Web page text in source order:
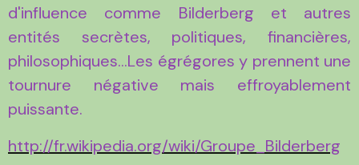
d'influence comme Bilderberg et autres
entités secrètes, politiques, financières,
philosophiques...Les égrégores y prennent une
tournure négative mais effroyablement
puissante.
http://fr.wikipedia.org/wiki/Groupe_Bilderberg